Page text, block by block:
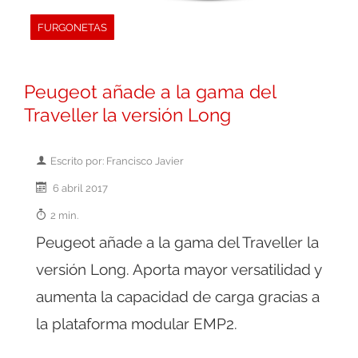
FURGONETAS
Peugeot añade a la gama del
Traveller la versión Long
Escrito por: Francisco Javier
6 abril 2017
2 min.
Peugeot añade a la gama del Traveller la
versión Long. Aporta mayor versatilidad y
aumenta la capacidad de carga gracias a
la plataforma modular EMP2.